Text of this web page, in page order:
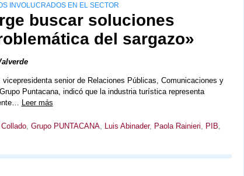
INVOLUCRADOS EN EL SECTOR
buscar soluciones
del sargazo»
vicepresidenta senior de Relaciones Públicas, Comunicaciones y
Puntacana, indicó que la industria turística representa
Leer más
, Grupo PUNTACANA, Luis Abinader, Paola Rainieri PIB